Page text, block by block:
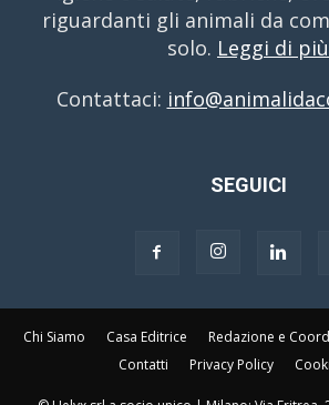
riguardanti gli animali da
solo. Leggi di più
Contattaci:
SEGUICI
Chi Siamo Casa Editrice
Redazione e
Contatti
Privacy Policy